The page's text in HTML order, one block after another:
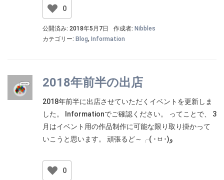
0
公開済み: 2018年5月7日 作成者: Nibbles
カテゴリー: Blog, Information
2018年前半の出店
2018年前半に出店させていただくイベントを更新しま
した。 Informationでご確認ください。 ってことで、 3
月はイベント用の作品制作に可能な限り取り掛かって
いこうと思います。 頑張るど～╭( ･ㅂ･)و
0